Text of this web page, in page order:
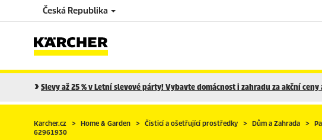
Česká Republika
Slevy až 25 % v Letní slevové párty! Vybavte domácnost i zahradu za akční
Karcher.cz Home & Garden Čisticí a ošetřující prostředky Dům a Zahrada
62961930